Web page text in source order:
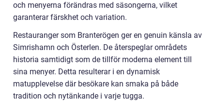
och menyerna förändras med säsongerna, vilket
garanterar färskhet och variation.
Restauranger som Branterögen ger en genuin känsla av
Simrishamn och Österlen. De återspeglar områdets
historia samtidigt som de tillför moderna element till
sina menyer. Detta resulterar i en dynamisk
matupplevelse där besökare kan smaka på både
tradition och nytänkande i varje tugga.